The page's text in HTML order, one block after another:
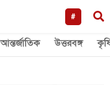
#
আন্তর্জাতিক উত্তরবঙ্গ